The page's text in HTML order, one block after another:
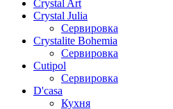
Crystal Art
Crystal Julia
Сервировка
Crystalite Bohemia
Сервировка
Cutipol
Сервировка
D'casa
Кухня